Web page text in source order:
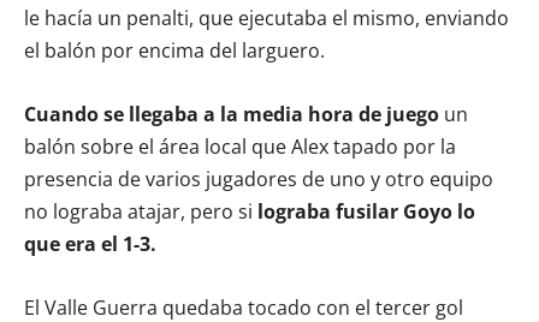
le hacía un penalti, que ejecutaba el mismo, enviando
el balón por encima del larguero.
Cuando se llegaba a la media hora de juego un
balón sobre el área local que Alex tapado por la
presencia de varios jugadores de uno y otro equipo
no lograba atajar, pero si lograba fusilar Goyo lo
que era el 1-3.
El Valle Guerra quedaba tocado con el tercer gol